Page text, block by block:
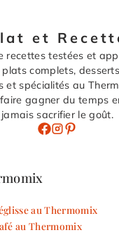
et
recettes testées et
plats complets,
et spécialités au
gagner du temps
jamais sacrifier le goût.
au Thermomix
au Thermomix